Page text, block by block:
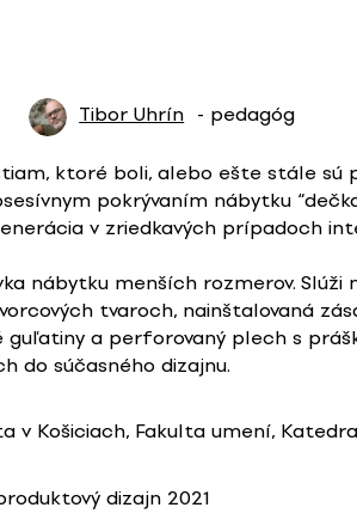
Tibor Uhrín - pedagóg
ktoré boli, alebo ešte stále sú
pokrývaním nábytku
v zriedkavých prípadoch
nábytku menších rozmerov.
tvaroch, nainštalovaná
a perforovaný plech s
do súčasného dizajnu.
v Košiciach, Fakulta umení,
dizajn 2021